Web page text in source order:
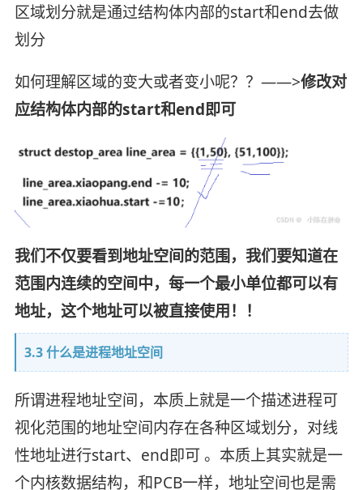
区域划分就是通过结构体内部的start和end去做
划分
如何理解区域的变大或者变小呢？？——>修改对
应结构体内部的start和end即可
我们不仅要看到地址空间的范围，我们要知道在
范围内连续的空间中，每一个最小单位都可以有
地址，这个地址可以被直接使用！！
3.3 什么是进程地址空间
所谓进程地址空间，本质上就是一个描述进程可
视化范围的地址空间内存在各种区域划分，对线
性地址进行start、end即可 。本质上其实就是一
个内核数据结构，和PCB一样，地址空间也是需